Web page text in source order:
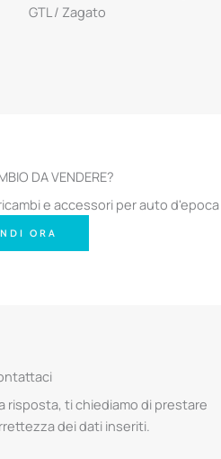
GTL / Zagato
DA VENDERE?
e accessori per auto d'epoca
ORA
risposta, ti chiediamo di prestare
dei dati inseriti.